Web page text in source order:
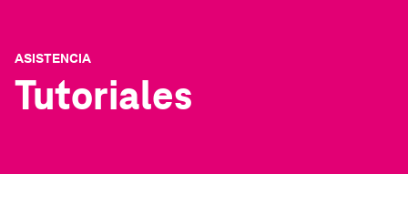
ASISTENCIA
Tutoriales